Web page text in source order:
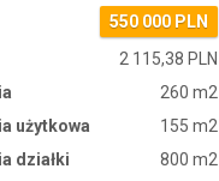
550 000 PLN
2 115,38 PLN
260 m2
użytkowa
155 m2
działki
800 m2